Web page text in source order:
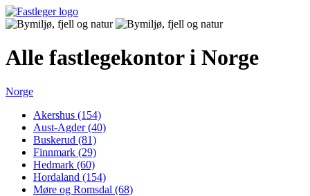
Alle fastlegekontor i Norge
Norge
Akershus (154)
Aust-Agder (40)
Buskerud (81)
Finnmark (29)
Hedmark (60)
Hordaland (154)
Møre og Romsdal (68)